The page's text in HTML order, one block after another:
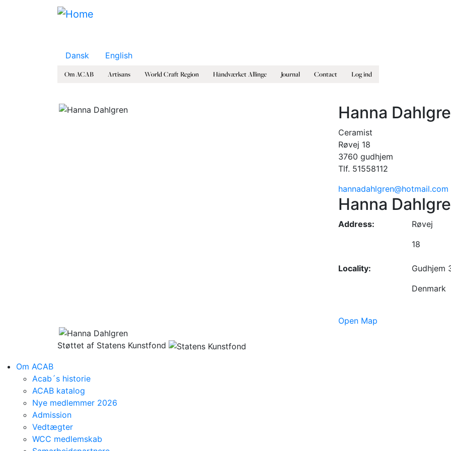
Skip to main content
Dansk English
Om ACAB Artisans World Craft Region Håndværket Allinge Journal Contact Log ind
Hanna
Ceramist
Røvej 18
3760 gudhjem
Tlf. 51558112
hannadahlgren@hotmail.com
Hanna
Address:
Røvej
18
Locality:
Gudhjem
Denmark
Open Map
Støttet af Statens Kunstfond
Om ACAB
Acab´s historie
ACAB katalog
Nye medlemmer 2026
Admission
Vedtægter
WCC medlemskab